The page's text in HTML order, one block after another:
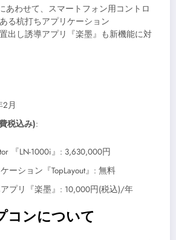
あわせて、スマートフォン用コントロ
る杭打ちアプリケーション
置出し誘導アプリ『楽墨』も新機能に対
月
税込み):
『LN-1000i』: 3,630,000円
ーション『TopLayout』: 無料
プリ『楽墨』: 10,000円(税込)/年
コンについて